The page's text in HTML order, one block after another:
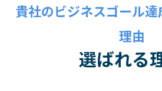
貴社のビジネスゴール
理由
選ばれる